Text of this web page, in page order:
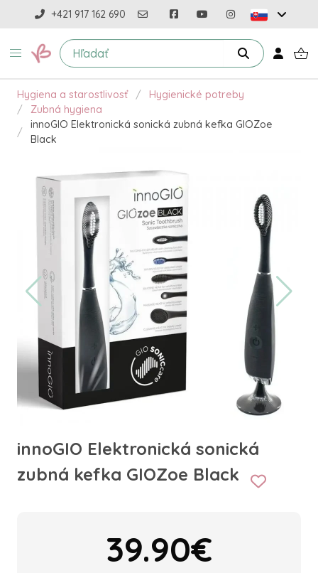
+421 917 162 690
Hygiena a starostlivosť
Hygienické potreby
Zubná hygiena
innoGIO Elektronická sonická zubná kefka GIOZoe
Black
innoGIO Elektronická sonická
zubná kefka GIOZoe Black
39.90€